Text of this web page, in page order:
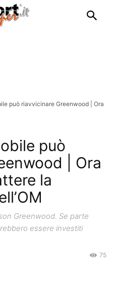
può riavvicinare Greenwood | Ora
può
| Ora
la
Greenwood. Se parte
essere investiti
75